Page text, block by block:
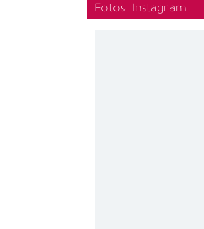
Fotos: Instagram